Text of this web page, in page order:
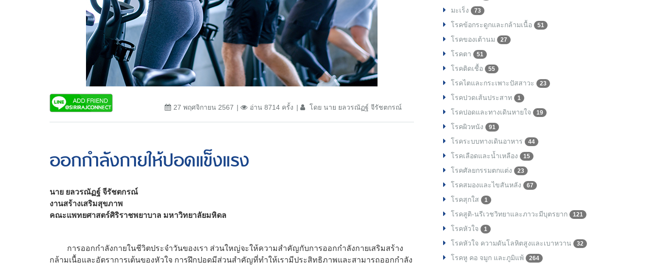
27 พฤศจิกายน 2567 อ่าน 8714 ครั้ง โดย นาย ยลวรณัฏฐ์ จีรัชตกรณ์
ออกกำลังกายให้ปอดแข็งแรง
นาย ยลวรณัฏฐ์ จีรัชตกรณ์
งานสร้างเสริมสุขภาพ
คณะแพทยศาสตร์ศิริราชพยาบาล มหาวิทยาลัยมหิดล
การออกกำลังกายในชีวิตประจำวันของเรา ส่วนใหญ่จะให้ความสำคัญกับการออกกำลังกายเสริมสร้าง
กล้ามเนื้อและอัตราการเต้นของหัวใจ การฝึกปอดมีส่วนสำคัญที่ทำให้เรามีประสิทธิภาพและสามารถออกกำลัง
มะเร็ง 73
โรคข้อกระดูกและกล้ามเนื้อ 51
โรคของเต้านม 27
โรคตา 51
โรคติดเชื้อ 55
โรคไตและกระเพาะปัสสาวะ 23
โรคปวดเส้นประสาท 1
โรคปอดและทางเดินหายใจ 19
โรคผิวหนัง 91
โรคระบบทางเดินอาหาร 44
โรคเลือดและน้ำเหลือง 15
โรคศัลยกรรมตกแต่ง 23
โรคสมองและไขสันหลัง 67
โรคสุกใส 1
โรคสูติ-นรีเวชวิทยาและภาวะมีบุตรยาก 121
โรคหัวใจ 1
โรคหัวใจ ความดันโลหิตสูงและเบาหวาน 32
โรคหู คอ จมูก และภูมิแพ้ 264